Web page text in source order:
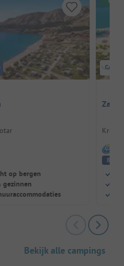
op bergen
gezinnen
8
Bekijk alle campings